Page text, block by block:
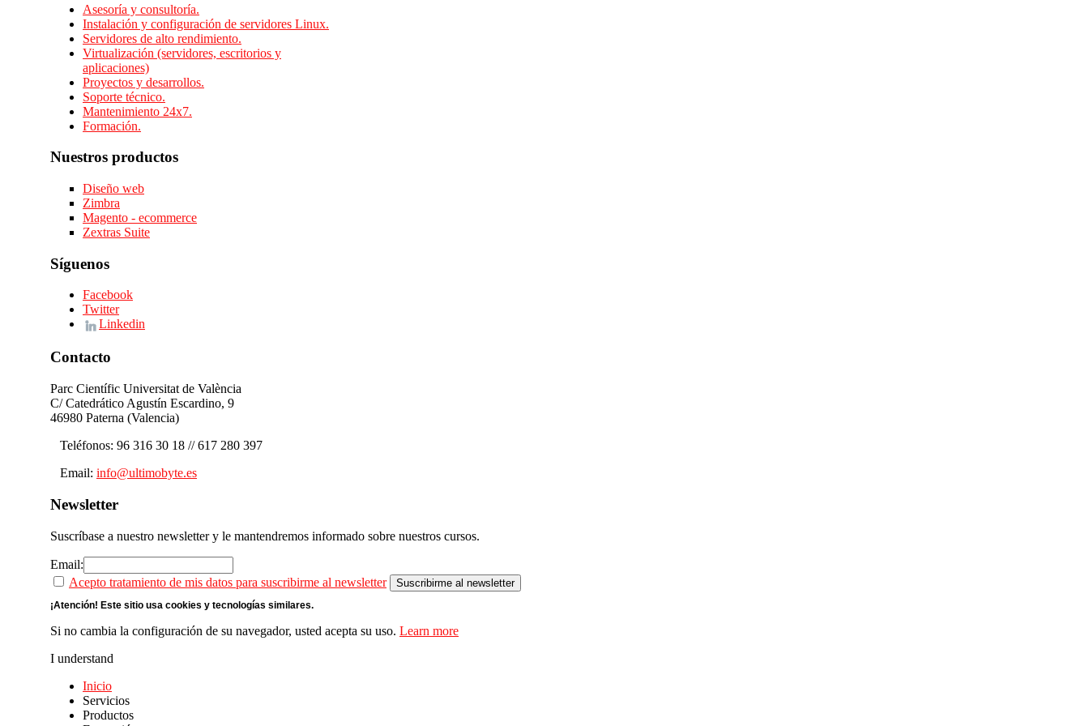
Asesoría y consultoría.
Instalación y configuración de servidores Linux.
Servidores de alto rendimiento.
Virtualización (servidores, escritorios y
aplicaciones)
Proyectos y desarrollos.
Soporte técnico.
Mantenimiento 24x7.
Formación.
Nuestros productos
Diseño web
Zimbra
Magento - ecommerce
Zextras Suite
Síguenos
Facebook
Twitter
Linkedin
Contacto
Parc Científic Universitat de València
C/ Catedrático Agustín Escardino, 9
46980 Paterna (Valencia)
Teléfonos: 96 316 30 18 // 617 280 397
Email: info@ultimobyte.es
Newsletter
Suscríbase a nuestro newsletter y le mantendremos informado sobre nuestros cursos.
Email:
Acepto tratamiento de mis datos para suscribirme al newsletter
¡Atención! Este sitio usa cookies y tecnologías similares.
Si no cambia la configuración de su navegador, usted acepta su uso. Learn more
I understand
Inicio
Servicios
Productos